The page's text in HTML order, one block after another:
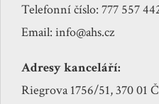
Telefonní číslo: 777 557
Email: info@ahs.cz
Adresy kanceláří:
Riegrova 1756/51, 370 01